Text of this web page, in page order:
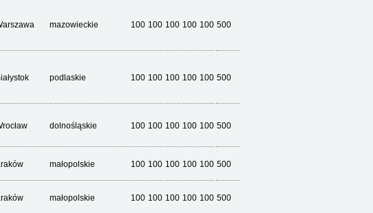
mazowieckie 100 100 100 100 100 500
podlaskie 100 100 100 100 100 500
dolnośląskie 100 100 100 100 100 500
małopolskie 100 100 100 100 100 500
małopolskie 100 100 100 100 100 500